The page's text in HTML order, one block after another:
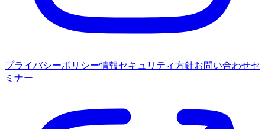
プライバシーポリシー情報セキュリティ方針お問い合わせセ
ミナー